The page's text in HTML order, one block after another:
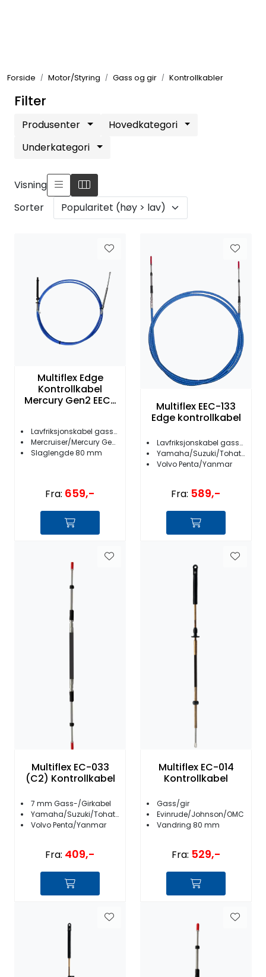
Forside Motor/Styring Gass og gir Kontrollkabler
Filter
Produsenter
Hovedkategori
Underkategori
Visning
Sorter
Multiflex Edge
Kontrollkabel
Mercury Gen2 EEC-
Lavfriksjonskabel gass/gir
Mercruiser/Mercury Gen II
Slaglengde 80 mm
Fra: 659,-
Multiflex EEC-133
Edge kontrollkabel
Lavfriksjonskabel gass/gir (C-2/C-8)
Yamaha/Suzuki/Tohatsu/Honda
Volvo Penta/Yanmar
Fra: 589,-
Multiflex EC-033
(C2) Kontrollkabel
7 mm Gass-/Girkabel
Yamaha/Suzuki/Tohatsu/Honda
Volvo Penta/Yanmar
Fra: 409,-
Multiflex EC-014
Kontrollkabel
Gass/gir
Evinrude/Johnson/OMC
Vandring 80 mm
Fra: 529,-
Bygg/Innredning
VVS
Fritid/Sikkerhet
Båtpleie/Opplag
Seil